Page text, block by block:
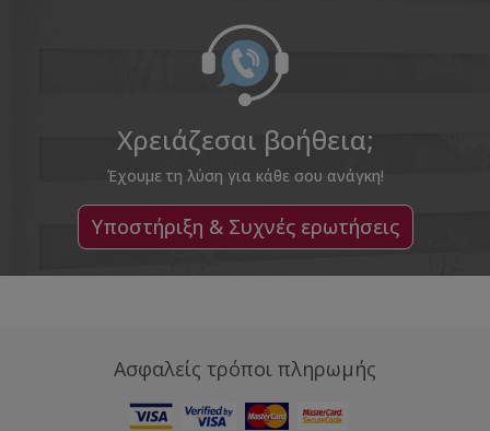
Χρειάζεσαι βοήθεια;
Έχουμε τη λύση για κάθε σου ανάγκη!
Υποστήριξη & Συχνές ερωτήσεις
Ασφαλείς τρόποι πληρωμής